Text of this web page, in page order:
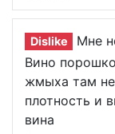
Dislike
Мне
Вино
жмыха там
плотность и
вина